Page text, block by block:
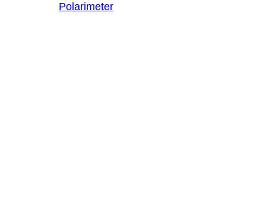
Polarimeter